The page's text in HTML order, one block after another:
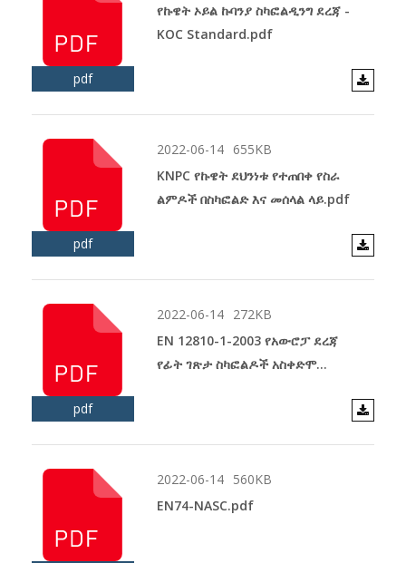
pdf
የኩዌት ኦይል ኩባንያ ስካፎልዲንግ ደረጃ -
KOC Standard.pdf
pdf
2022-06-14 655KB
KNPC የኩዌት ደህንነቱ የተጠበቀ የስራ
ልምዶች በስካፎልድ እና መሰላል ላይ.pdf
pdf
2022-06-14 272KB
EN 12810-1-2003 የአውሮፓ ደረጃ
የፊት ገጽታ ስካፎልዶች አስቀድሞ
2022-06-14 560KB
EN74-NASC.pdf